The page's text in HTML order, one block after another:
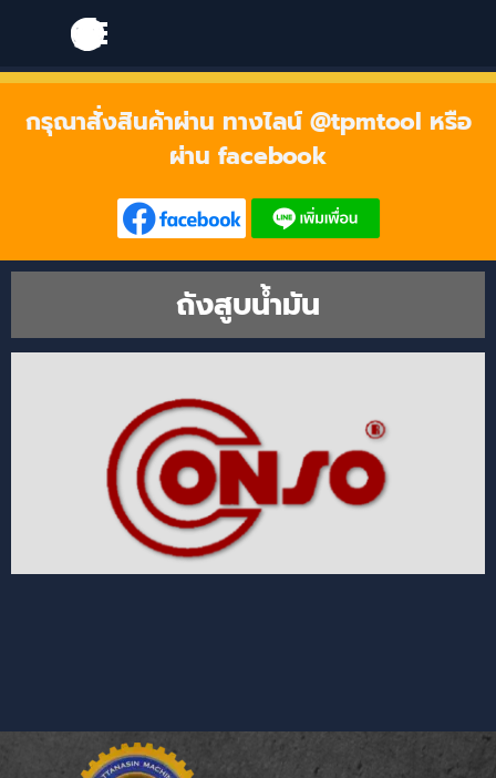
Skip menu
Skip menu
กรุณาสั่งสินค้าผ่าน ทางไลน์ @tpmtool หรือ
ผ่าน facebook
ถังสูบน้ำมัน